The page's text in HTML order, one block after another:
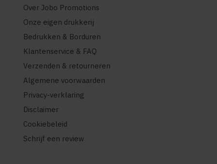
Over Jobo Promotions
Onze eigen drukkerij
Bedrukken & Borduren
Klantenservice & FAQ
Verzenden & retourneren
Algemene voorwaarden
Privacy-verklaring
Disclaimer
Cookiebeleid
Schrijf een review